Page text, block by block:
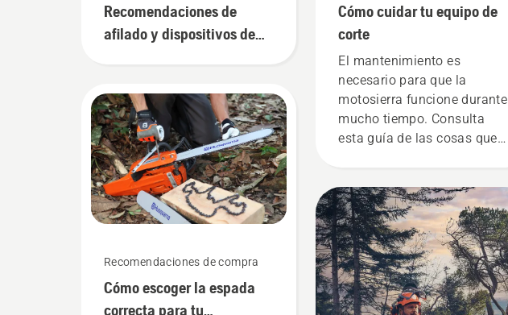
Recomendaciones de
afilado y dispositivos de
Recomendaciones de compra
Cómo escoger la espada
correcta para tu
Cómo cuidar tu equipo de
corte
El mantenimiento es
necesario para que la
motosierra funcione durante
mucho tiempo. Consulta
esta guía de las cosas que